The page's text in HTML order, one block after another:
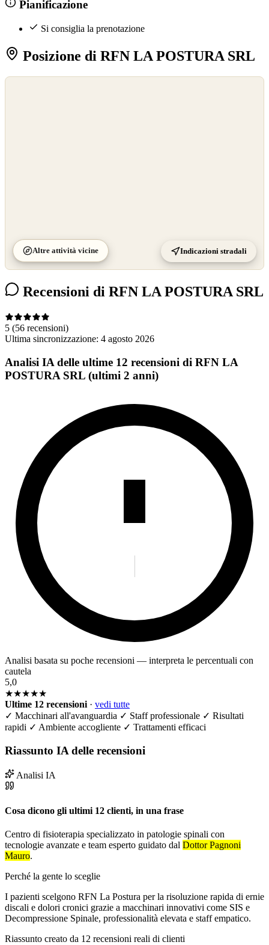
Pianificazione
Si consiglia la prenotazione
Posizione di RFN LA POSTURA SRL
Altre attività vicine Indicazioni stradali
Recensioni di RFN LA POSTURA SRL
5 (56 recensioni)
Ultima sincronizzazione: 4 agosto 2026
Analisi IA delle ultime 12 recensioni di RFN LA
POSTURA SRL (ultimi 2 anni)
Analisi basata su poche recensioni — interpreta le percentuali con
cautela
5,0
★★★★★
Ultime 12 recensioni · vedi tutte
✓ Macchinari all'avanguardia ✓ Staff professionale ✓ Risultati
rapidi ✓ Ambiente accogliente ✓ Trattamenti efficaci
Riassunto IA delle recensioni
Analisi IA
Cosa dicono gli ultimi 12 clienti, in una frase
Centro di fisioterapia specializzato in patologie spinali con
tecnologie avanzate e team esperto guidato dal Dottor Pagnoni
Mauro.
Perché la gente lo sceglie
I pazienti scelgono RFN La Postura per la risoluzione rapida di ernie
discali e dolori cronici grazie a macchinari innovativi come SIS e
Decompressione Spinale, professionalità elevata e staff empatico.
Riassunto creato da 12 recensioni reali di clienti